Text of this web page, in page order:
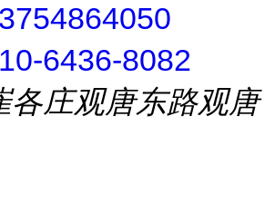
6436-8082
各庄观唐东路观唐